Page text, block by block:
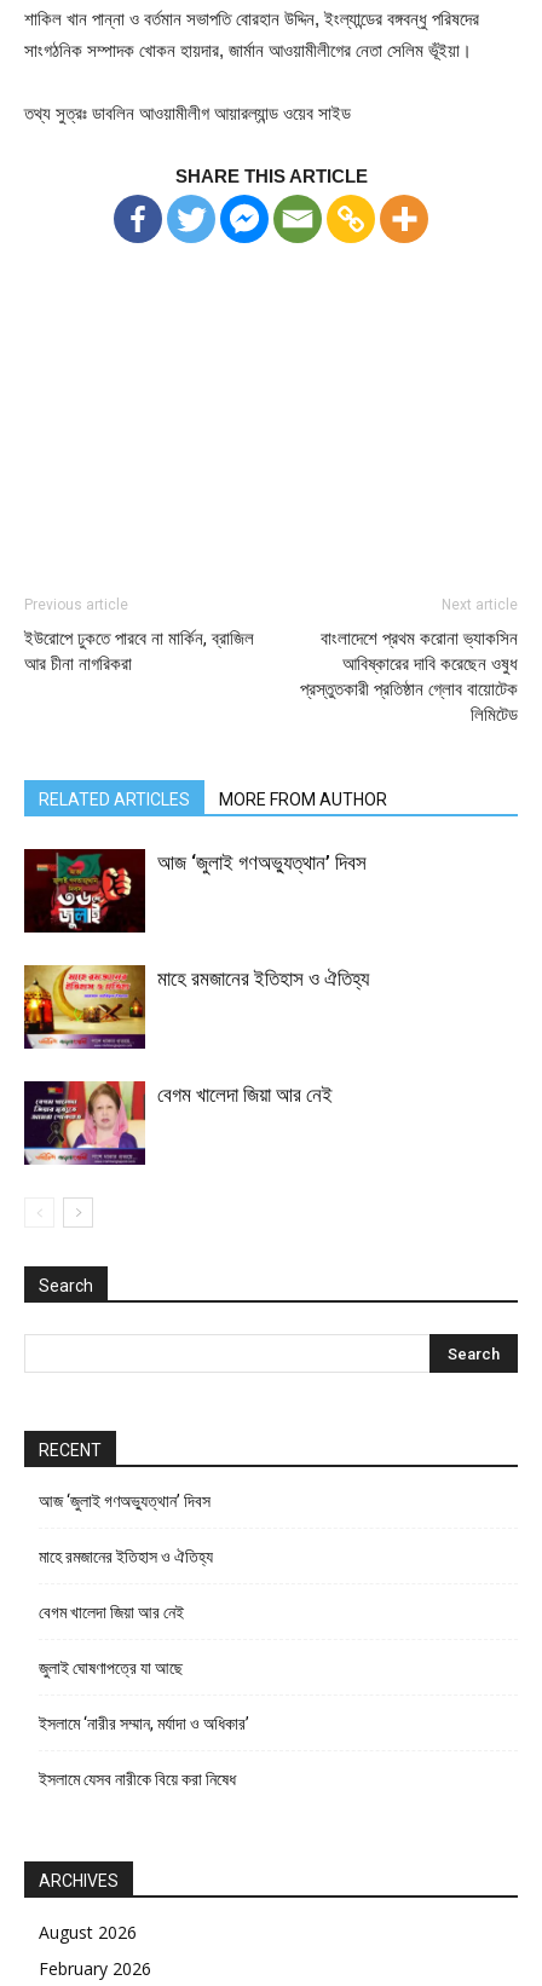
শাকিল খান পান্না ও বর্তমান সভাপতি বোরহান উদ্দিন, ইংল্যান্ডের বঙ্গবন্ধু পরিষদের
সাংগঠনিক সম্পাদক খোকন হায়দার, জার্মান আওয়ামীলীগের নেতা সেলিম ভূঁইয়া।
তথ্য সুত্রঃ ডাবলিন আওয়ামীলীগ আয়ারল্যান্ড ওয়েব সাইড
SHARE THIS ARTICLE
Previous article
ইউরোপে ঢুকতে পারবে না মার্কিন, ব্রাজিল
আর চীনা নাগরিকরা
Next article
বাংলাদেশে প্রথম করোনা ভ্যাকসিন
আবিষ্কারের দাবি করেছেন ওষুধ
প্রস্তুতকারী প্রতিষ্ঠান গ্লোব বায়োটেক
লিমিটেড
RELATED ARTICLES MORE FROM AUTHOR
আজ ‘জুলাই গণঅভ্যুত্থান’ দিবস
মাহে রমজানের ইতিহাস ও ঐতিহ্য
বেগম খালেদা জিয়া আর নেই
Search
RECENT
আজ ‘জুলাই গণঅভ্যুত্থান’ দিবস
মাহে রমজানের ইতিহাস ও ঐতিহ্য
বেগম খালেদা জিয়া আর নেই
জুলাই ঘোষণাপত্রে যা আছে
ইসলামে ‘নারীর সম্মান, মর্যাদা ও অধিকার’
ইসলামে যেসব নারীকে বিয়ে করা নিষেধ
ARCHIVES
August 2026
February 2026